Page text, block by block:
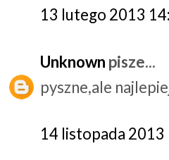
13 lutego 2013
Unknown pisze...
pyszne,ale
14 listopada 2013